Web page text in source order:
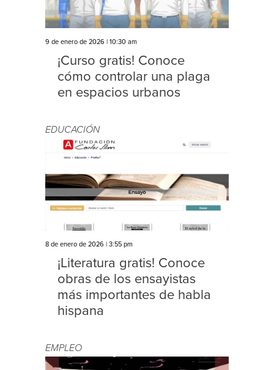
9 de enero de 2026 | 10:30 am
¡Curso gratis! Conoce
cómo controlar una plaga
en espacios urbanos
EDUCACIÓN
8 de enero de 2026 | 3:55 pm
¡Literatura gratis! Conoce
obras de los ensayistas
más importantes de habla
hispana
EMPLEO